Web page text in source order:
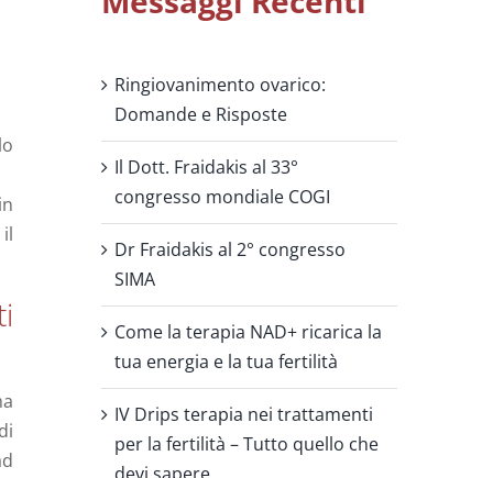
Ringiovanimento ovarico:
Domande e Risposte
Il Dott. Fraidakis al 33°
congresso mondiale COGI
Dr Fraidakis al 2° congresso
SIMA
Come la terapia NAD+ ricarica la
tua energia e la tua fertilità
IV Drips terapia nei trattamenti
per la fertilità – Tutto quello che